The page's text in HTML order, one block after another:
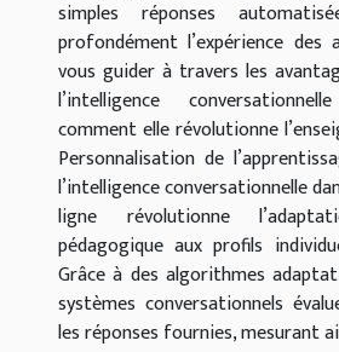
simples réponses
profondément l’expérience des
vous guider à travers les
l’intelligence
comment elle révolutionne
Personnalisation de
l’intelligence conversationnelle
ligne révolutionne
pédagogique aux profils
Grâce à des algorithmes
systèmes conversationnels
les réponses fournies, mesurant